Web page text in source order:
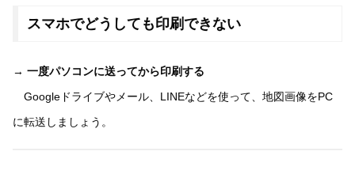
スマホでどうしても印刷できない
→ 一度パソコンに送ってから印刷する
Googleドライブやメール、LINEなどを使って、地図画像をPC
に転送しましょう。